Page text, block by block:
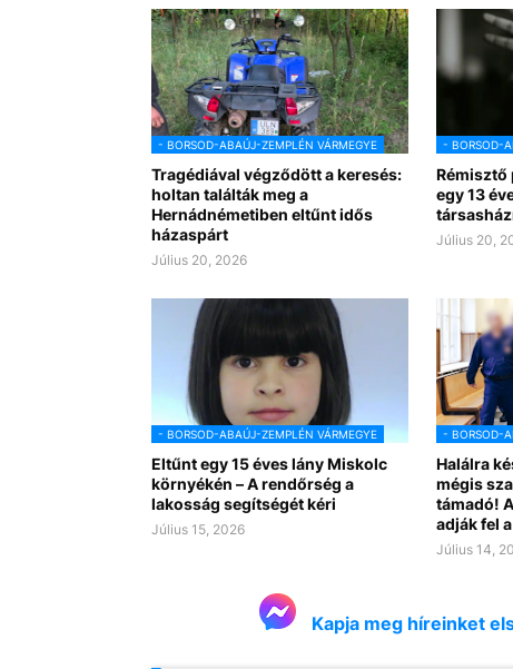
- BORSOD-ABAÚJ-ZEMPLÉN VÁRMEGYE
Tragédiával végződött a keresés:
holtan találták meg a
Hernádnémetiben eltűnt idős
házaspárt
Július 20, 2026
- BORSOD-
Rémisztő
egy 13
Július 20,
- BORSOD-ABAÚJ-ZEMPLÉN VÁRMEGYE
Eltűnt egy 15 éves lány Miskolc
környékén – A rendőrség a
lakosság segítségét kéri
Július 15, 2026
- BORSOD-
Halálra
mégis
támadó!
adják fel
Július 14,
Kapja meg híreinket